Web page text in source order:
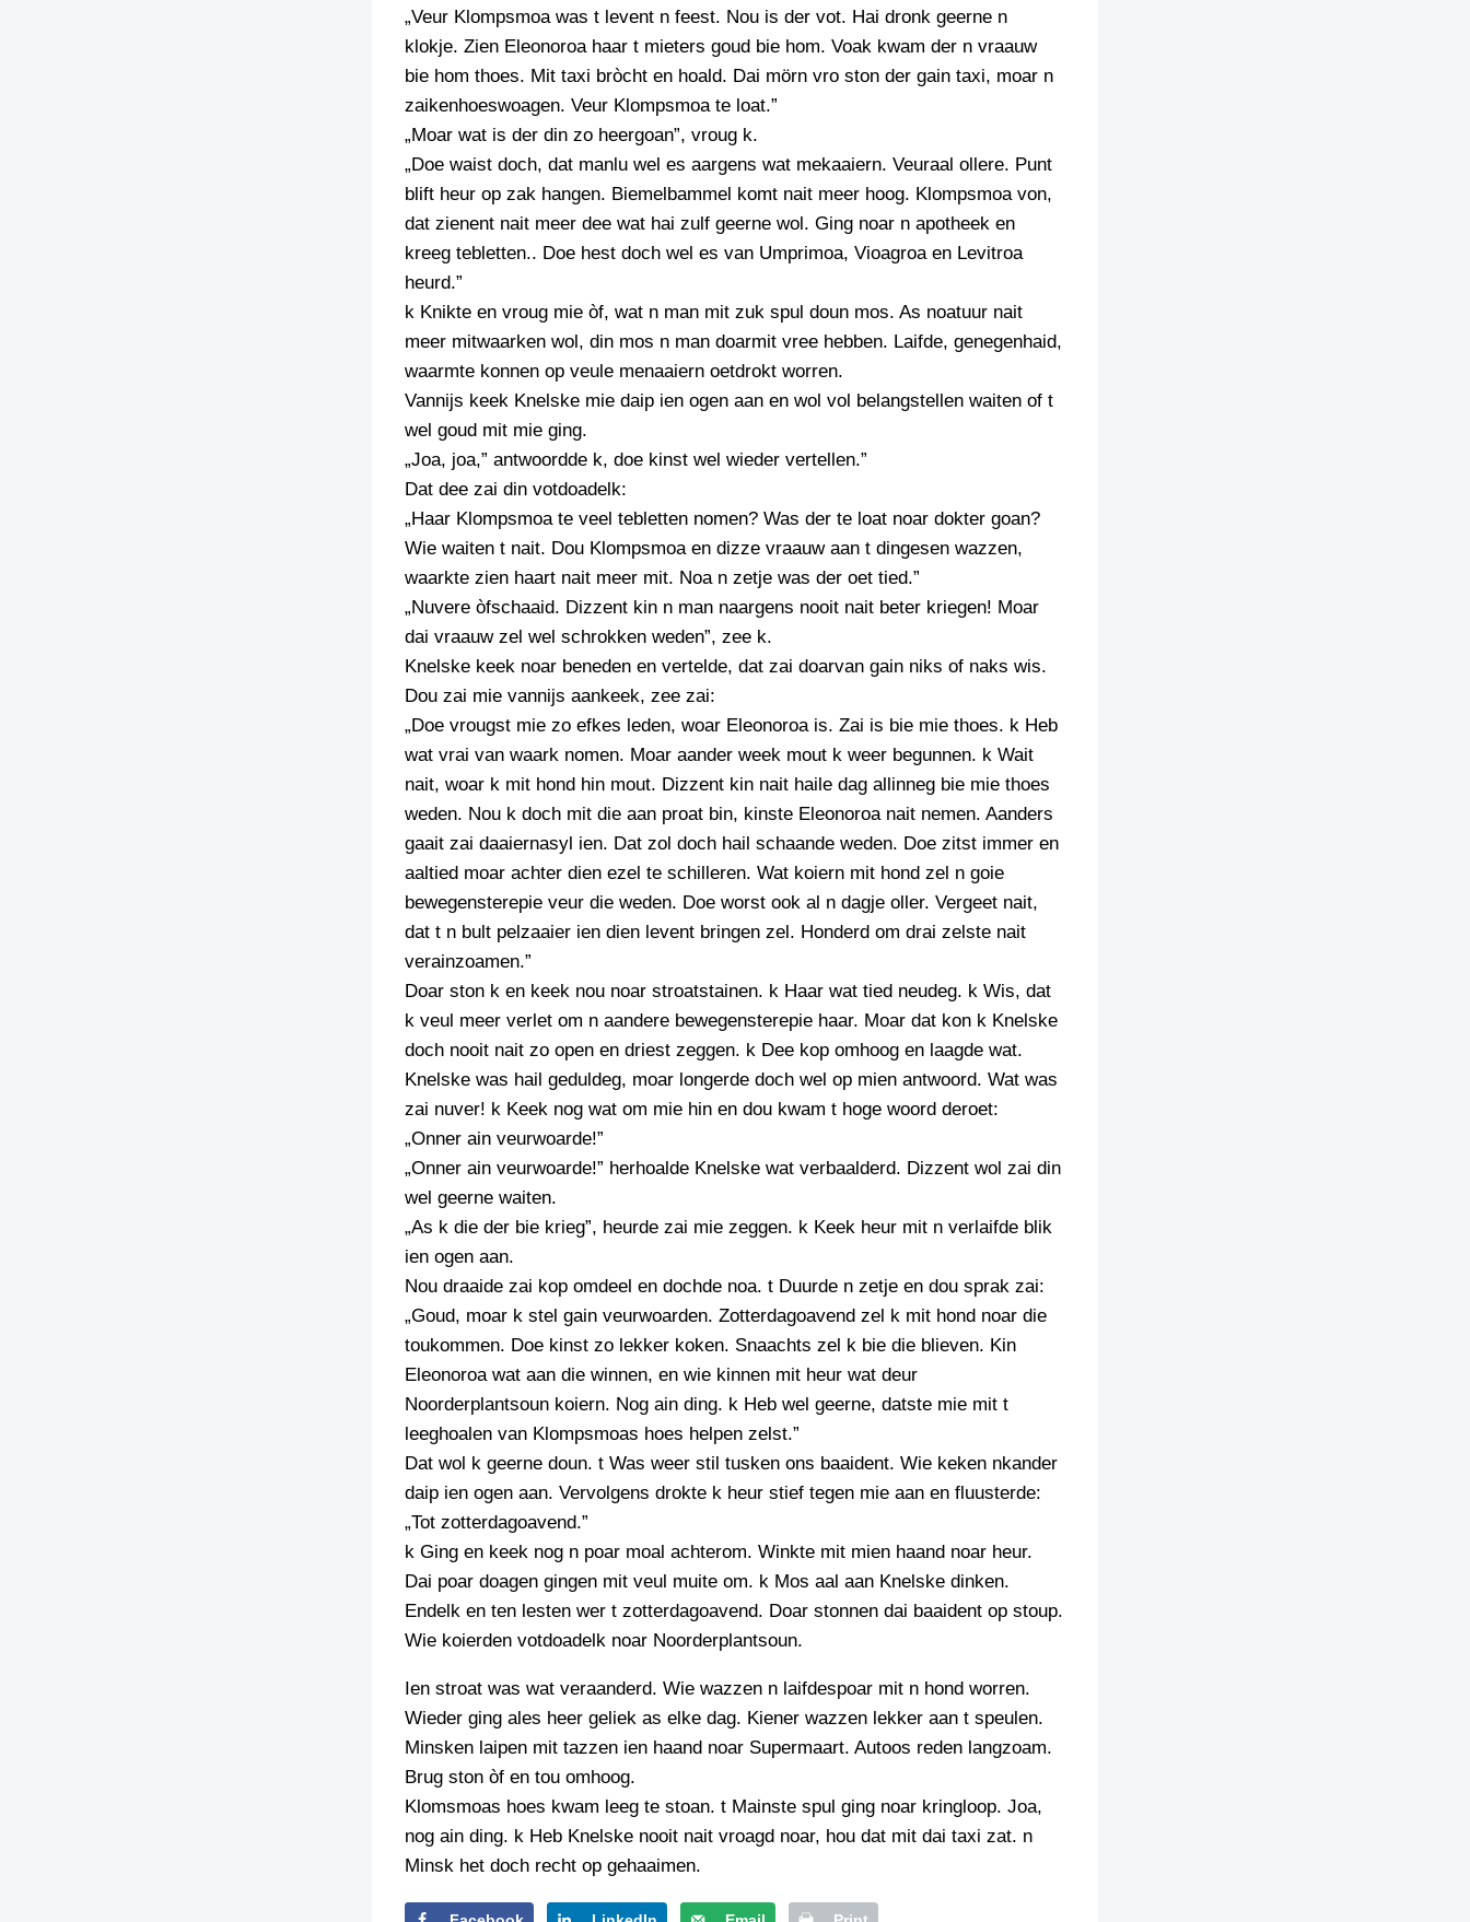
„Veur Klompsmoa was t levent n feest. Nou is der vot. Hai dronk geerne n
klokje. Zien Eleonoroa haar t mieters goud bie hom. Voak kwam der n vraauw
bie hom thoes. Mit taxi bròcht en hoald. Dai mörn vro ston der gain taxi, moar n
zaikenhoeswoagen. Veur Klompsmoa te loat.”
„Moar wat is der din zo heergoan”, vroug k.
„Doe waist doch, dat manlu wel es aargens wat mekaaiern. Veuraal ollere. Punt
blift heur op zak hangen. Biemelbammel komt nait meer hoog. Klompsmoa von,
dat zienent nait meer dee wat hai zulf geerne wol. Ging noar n apotheek en
kreeg tebletten.. Doe hest doch wel es van Umprimoa, Vioagroa en Levitroa
heurd.”
k Knikte en vroug mie òf, wat n man mit zuk spul doun mos. As noatuur nait
meer mitwaarken wol, din mos n man doarmit vree hebben. Laifde, genegenhaid,
waarmte konnen op veule menaaiern oetdrokt worren.
Vannijs keek Knelske mie daip ien ogen aan en wol vol belangstellen waiten of t
wel goud mit mie ging.
„Joa, joa,” antwoordde k, doe kinst wel wieder vertellen.”
Dat dee zai din votdoadelk:
„Haar Klompsmoa te veel tebletten nomen? Was der te loat noar dokter goan?
Wie waiten t nait. Dou Klompsmoa en dizze vraauw aan t dingesen wazzen,
waarkte zien haart nait meer mit. Noa n zetje was der oet tied.”
„Nuvere òfschaaid. Dizzent kin n man naargens nooit nait beter kriegen! Moar
dai vraauw zel wel schrokken weden”, zee k.
Knelske keek noar beneden en vertelde, dat zai doarvan gain niks of naks wis.
Dou zai mie vannijs aankeek, zee zai:
„Doe vrougst mie zo efkes leden, woar Eleonoroa is. Zai is bie mie thoes. k Heb
wat vrai van waark nomen. Moar aander week mout k weer begunnen. k Wait
nait, woar k mit hond hin mout. Dizzent kin nait haile dag allinneg bie mie thoes
weden. Nou k doch mit die aan proat bin, kinste Eleonoroa nait nemen. Aanders
gaait zai daaiernasyl ien. Dat zol doch hail schaande weden. Doe zitst immer en
aaltied moar achter dien ezel te schilleren. Wat koiern mit hond zel n goie
bewegensterepie veur die weden. Doe worst ook al n dagje oller. Vergeet nait,
dat t n bult pelzaaier ien dien levent bringen zel. Honderd om drai zelste nait
verainzoamen.”
Doar ston k en keek nou noar stroatstainen. k Haar wat tied neudeg. k Wis, dat
k veul meer verlet om n aandere bewegensterepie haar. Moar dat kon k Knelske
doch nooit nait zo open en driest zeggen. k Dee kop omhoog en laagde wat.
Knelske was hail geduldeg, moar longerde doch wel op mien antwoord. Wat was
zai nuver! k Keek nog wat om mie hin en dou kwam t hoge woord deroet:
„Onner ain veurwoarde!”
„Onner ain veurwoarde!” herhoalde Knelske wat verbaalderd. Dizzent wol zai din
wel geerne waiten.
„As k die der bie krieg”, heurde zai mie zeggen. k Keek heur mit n verlaifde blik
ien ogen aan.
Nou draaide zai kop omdeel en dochde noa. t Duurde n zetje en dou sprak zai:
„Goud, moar k stel gain veurwoarden. Zotterdagoavend zel k mit hond noar die
toukommen. Doe kinst zo lekker koken. Snaachts zel k bie die blieven. Kin
Eleonoroa wat aan die winnen, en wie kinnen mit heur wat deur
Noorderplantsoun koiern. Nog ain ding. k Heb wel geerne, datste mie mit t
leeghoalen van Klompsmoas hoes helpen zelst.”
Dat wol k geerne doun. t Was weer stil tusken ons baaident. Wie keken nkander
daip ien ogen aan. Vervolgens drokte k heur stief tegen mie aan en fluusterde:
„Tot zotterdagoavend.”
k Ging en keek nog n poar moal achterom. Winkte mit mien haand noar heur.
Dai poar doagen gingen mit veul muite om. k Mos aal aan Knelske dinken.
Endelk en ten lesten wer t zotterdagoavend. Doar stonnen dai baaident op stoup.
Wie koierden votdoadelk noar Noorderplantsoun.
Ien stroat was wat veraanderd. Wie wazzen n laifdespoar mit n hond worren.
Wieder ging ales heer geliek as elke dag. Kiener wazzen lekker aan t speulen.
Minsken laipen mit tazzen ien haand noar Supermaart. Autoos reden langzoam.
Brug ston òf en tou omhoog.
Klomsmoas hoes kwam leeg te stoan. t Mainste spul ging noar kringloop. Joa,
nog ain ding. k Heb Knelske nooit nait vroagd noar, hou dat mit dai taxi zat. n
Minsk het doch recht op gehaaimen.